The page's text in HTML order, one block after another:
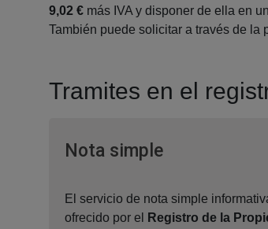
9,02 € más IVA y disponer de ella en
También puede solicitar a través de
Tramites en el
Nota simpleVentana
El servicio de nota simple
ofrecido por el
Registro de la